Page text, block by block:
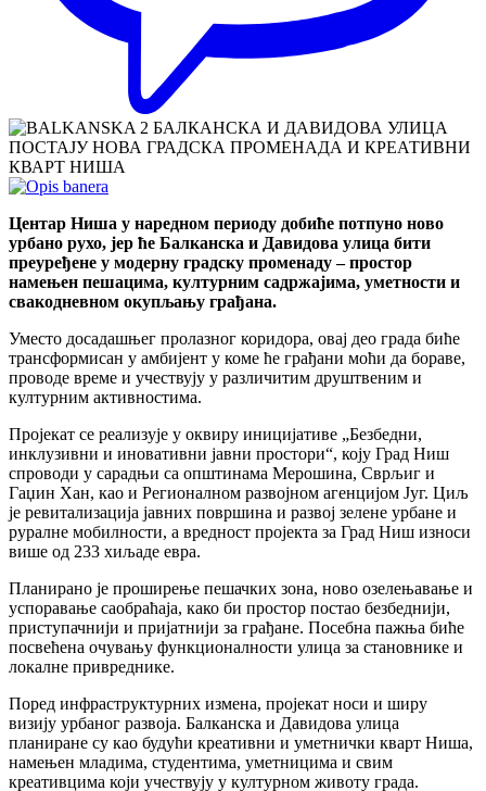
Центар Ниша у наредном периоду добиће потпуно ново
урбано рухо, јер ће Балканска и Давидова улица бити
преуређене у модерну градску променаду – простор
намењен пешацима, културним садржајима, уметности и
свакодневном окупљању грађана.
Уместо досадашњег пролазног коридора, овај део града биће
трансформисан у амбијент у коме ће грађани моћи да бораве,
проводе време и учествују у различитим друштвеним и
културним активностима.
Пројекат се реализује у оквиру иницијативе „Безбедни,
инклузивни и иновативни јавни простори“, коју Град Ниш
спроводи у сарадњи са општинама Мерошина, Сврљиг и
Гаџин Хан, као и Регионалном развојном агенцијом Југ. Циљ
је ревитализација јавних површина и развој зелене урбане и
руралне мобилности, а вредност пројекта за Град Ниш износи
више од 233 хиљаде евра.
Планирано је проширење пешачких зона, ново озелењавање и
успоравање саобраћаја, како би простор постао безбеднији,
приступачнији и пријатнији за грађане. Посебна пажња биће
посвећена очувању функционалности улица за становнике и
локалне привреднике.
Поред инфраструктурних измена, пројекат носи и ширу
визију урбаног развоја. Балканска и Давидова улица
планиране су као будући креативни и уметнички кварт Ниша,
намењен младима, студентима, уметницима и свим
креативцима који учествују у културном животу града.